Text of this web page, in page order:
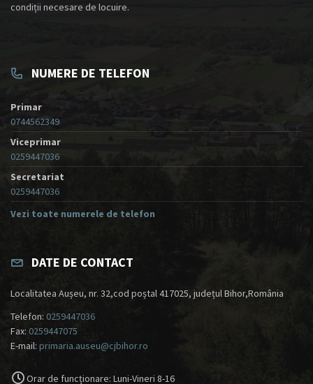
condiții necesare de locuire.
NUMERE DE TELEFON
Primar
0744562349
Viceprimar
0259447036
Secretariat
0259447036
Vezi toate numerele de telefon
DATE DE CONTACT
Localitatea Aușeu, nr. 32,cod poștal 417025, județul Bihor,România
Telefon: 0259447036
Fax: 0259447075
E-mail: primaria.auseu@cjbihor.ro
Orar de funcționare: Luni-Vineri 8-16